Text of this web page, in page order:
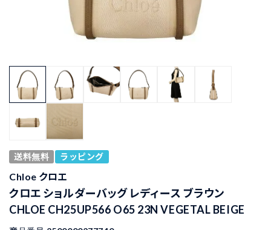
送料無料 ラッピング
Chloe クロエ
クロエ ショルダーバッグ レディース ブラウン
CHLOE CH25UP566 O65 23N VEGETAL BEIGE